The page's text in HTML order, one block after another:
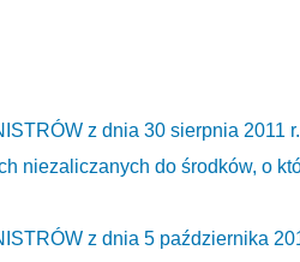
z dnia 30 sierpnia 2011
niezaliczanych do środków, o
z dnia 5 października